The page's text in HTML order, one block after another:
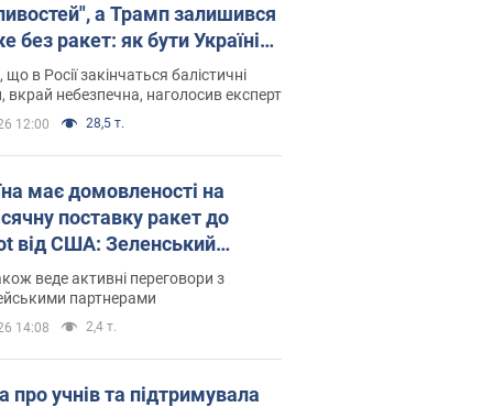
а Трамп залишився
без ракет: як бути Україні?
з Мельником
в Росії закінчаться балістичні
вкрай небезпечна, наголосив експерт
12:00 28,5 т.
має домовленості на
поставку ракет до
від США: Зеленський
подробиці
веде активні переговори з
партнерами
14:08 2,4 т.
про учнів та підтримувала